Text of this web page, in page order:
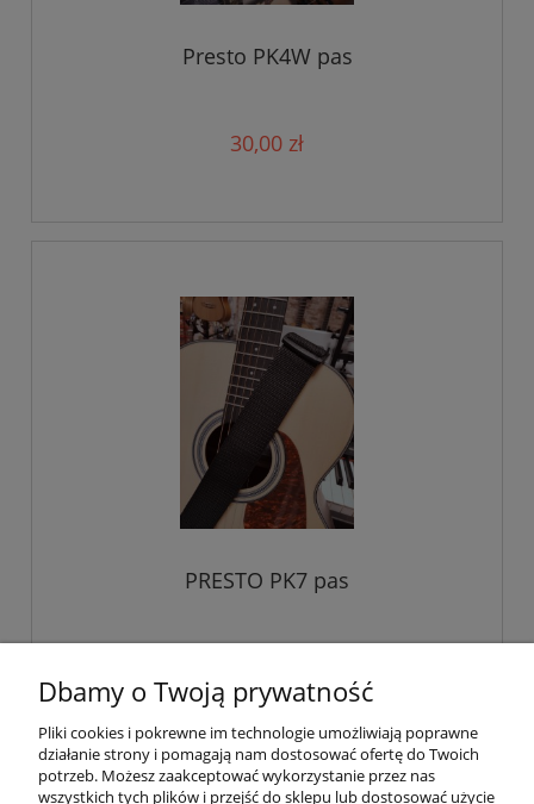
Presto PK4W pas
30,00 zł
PRESTO PK7 pas
do koszyka
Dbamy o Twoją prywatność
Pliki cookies i pokrewne im technologie umożliwiają poprawne
działanie strony i pomagają nam dostosować ofertę do Twoich
potrzeb. Możesz zaakceptować wykorzystanie przez nas
wszystkich tych plików i przejść do sklepu lub dostosować użycie